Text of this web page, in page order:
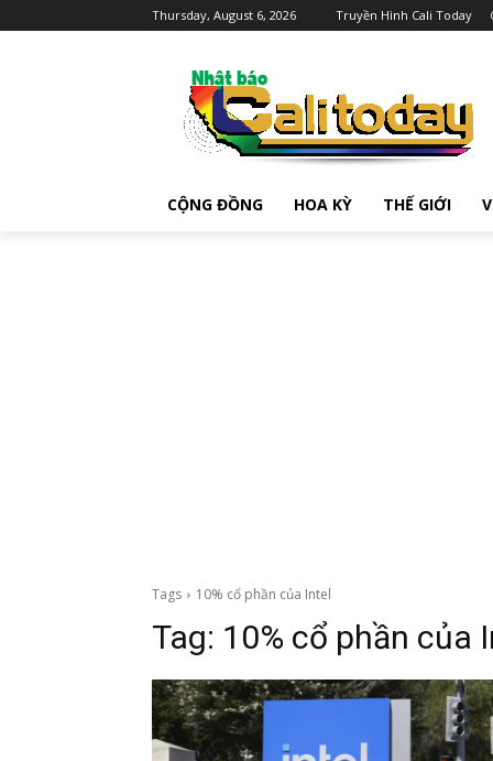
Thursday, August 6, 2026 Truyền Hình Cali Today
CỘNG ĐỒNG HOA KỲ THẾ GIỚI
Tags 10% cổ phần của Intel
Tag: 10% cổ phần của